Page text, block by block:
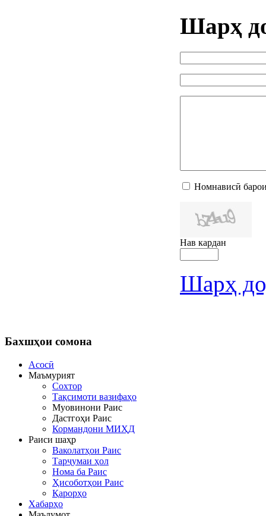
Шарҳ
Номнависӣ
Нав кардан
Шарҳ
Бахшҳои сомона
Асосӣ
Маъмурият
Сохтор
Тақсимоти вазифаҳо
Муовинони Раис
Дастгоҳи Раис
Кормандони МИҲД
Раиси шаҳр
Ваколатҳои Раис
Тарҷумаи ҳол
Нома ба Раис
Ҳисоботҳои Раис
Қарорҳо
Хабарҳо